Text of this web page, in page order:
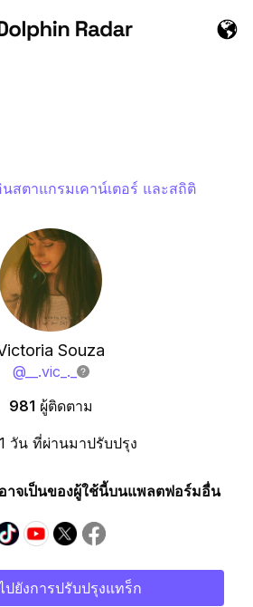
นสตาแกรมเคาน์เตอร์ และสถิติ
Souza
@__.vic_._
981 ผู้ติดตาม
วัน ที่ผ่านมาปรับปรุง
าจเป็นของผู้ใช้นี้บนแพลตฟอร์มอื่น
ปยังการปรับปรุงแทร็ก